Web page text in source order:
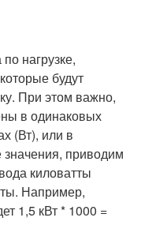
нагрузке,
будут
При этом важно,
в одинаковых
(Вт), или в
значения, приводим
киловатты
Например,
1,5 кВт * 1000 =